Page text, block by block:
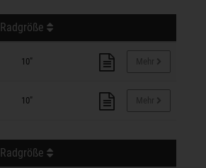
Radgröße
10"
10"
Radgröße